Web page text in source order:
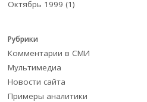
Октябрь 1999 (1)
Рубрики
Комментарии в СМИ
Мультимедиа
Новости сайта
Примеры аналитики